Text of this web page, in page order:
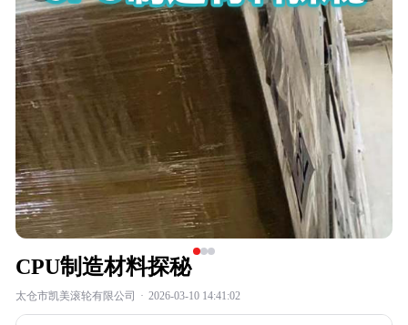
CPU制造材料探秘
太仓市凯美滚轮有限公司 · 2026-03-10 14:41:02